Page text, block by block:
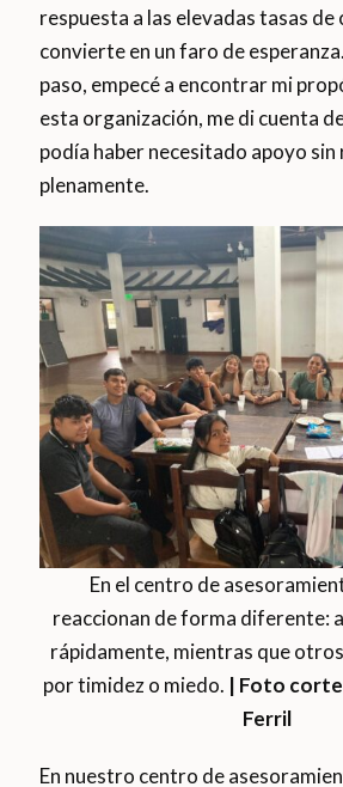
respuesta a las elevadas tasas de
convierte en un faro de
paso, empecé a encontrar mi
esta organización, me di cuenta
podía haber necesitado apoyo
plenamente.
En el centro de
reaccionan de forma diferente:
rápidamente, mientras que
por timidez o miedo. | Foto
Ferril
En nuestro centro de